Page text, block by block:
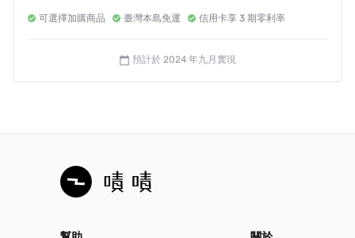
※平均１袋只要＄590元
（免運）錯過就回不來了！
可選擇加購商品 臺灣本島免運 信用卡享 3 期零利率
calendar_today 預計於 2024 年九月實現